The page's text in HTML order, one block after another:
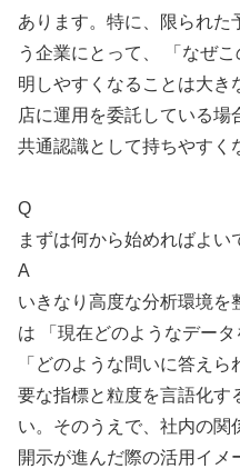
あります。特に、限られた
う企業にとって、 「なぜ
明しやすくなることは大き
店に運用を委託している場
共通認識として持ちやすく
Q
まずは何から始めればよい
A
いきなり高度な分析環境を
は 「現在どのようなデータ
「どのような問いに答え
要な指標と粒度を言語化す
い。そのうえで、社内の関
開示が進んだ際の活用イ